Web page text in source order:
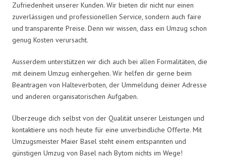
Zufriedenheit unserer Kunden. Wir bieten dir nicht nur einen
zuverlässigen und professionellen Service, sondern auch faire
und transparente Preise. Denn wir wissen, dass ein Umzug schon
genug Kosten verursacht.
Ausserdem unterstützen wir dich auch bei allen Formalitäten, die
mit deinem Umzug einhergehen. Wir helfen dir gerne beim
Beantragen von Halteverboten, der Ummeldung deiner Adresse
und anderen organisatorischen Aufgaben.
Überzeuge dich selbst von der Qualität unserer Leistungen und
kontaktiere uns noch heute für eine unverbindliche Offerte. Mit
Umzugsmeister Maier Basel steht einem entspannten und
günstigen Umzug von Basel nach Bytom nichts im Wege!